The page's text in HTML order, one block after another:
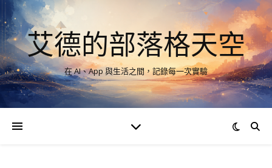
艾德的部落格天空
在 AI、App 與生活之間，記錄每一次實驗